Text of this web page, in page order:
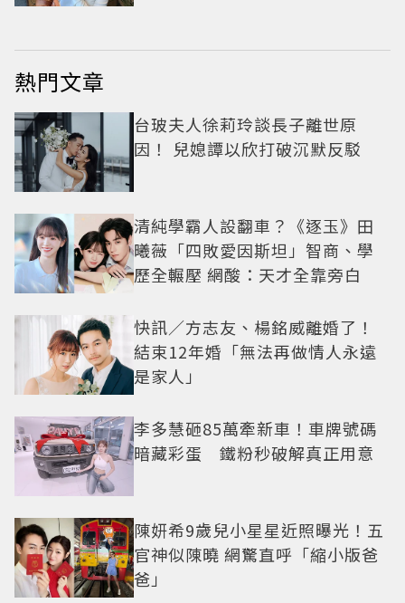
熱門文章
台玻夫人徐莉玲談長子離世原
因！ 兒媳譚以欣打破沉默反駁
清純學霸人設翻車？《逐玉》田
曦薇「四敗愛因斯坦」智商、學
歷全輾壓 網酸：天才全靠旁白
快訊／方志友、楊銘威離婚了！
結束12年婚「無法再做情人永遠
是家人」
李多慧砸85萬牽新車！車牌號碼
暗藏彩蛋 鐵粉秒破解真正用意
陳妍希9歲兒小星星近照曝光！五
官神似陳曉 網驚直呼「縮小版爸
爸」